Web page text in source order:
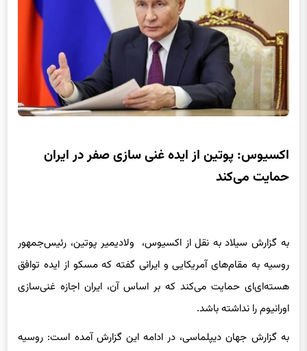
اکسیوس: پوتین از ایده غنی سازی صفر در ایران
حمایت می‌کند
به گزارش سیلاد به نقل از اکسیوس، ولادیمیر پوتین، رئیس‌جمهور
روسیه به مقام‌های آمریکایی و ایرانی گفته که مسکو از ایده توافق
هسته‌ای‌ای حمایت می‌کند که بر اساس آن، ایران اجازه غنی‌سازی
اورانیوم را نداشته باشد.
به گزارش جهان دیپلماسی، در ادامه این گزارش آمده است: روسیه